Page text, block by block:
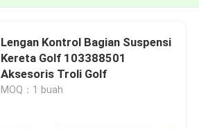
Lengan Kontrol Bagian Suspensi
Kereta Golf 103388501
Aksesoris Troli Golf
MOQ：1 buah